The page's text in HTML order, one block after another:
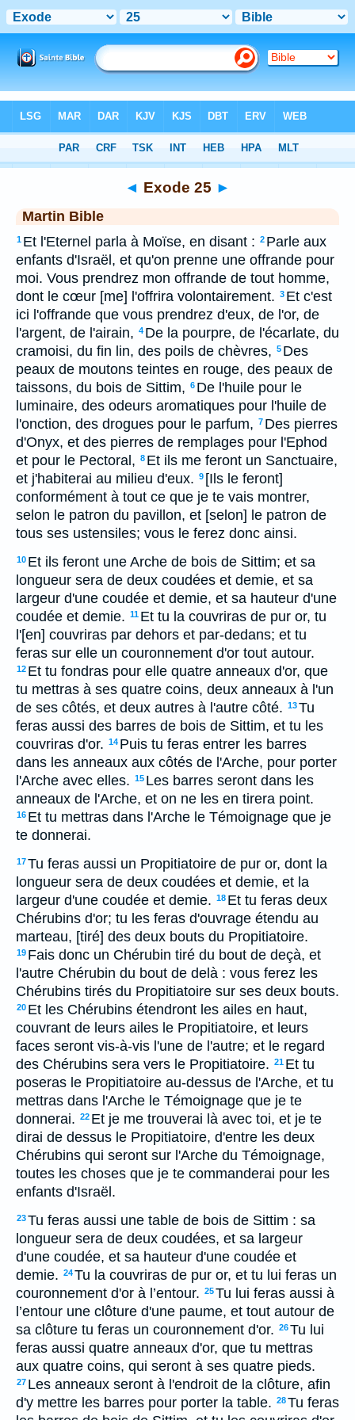
> Exode 25
◄ Exode 25 ►
Martin Bible
1 Et l'Eternel parla à Moïse, en disant : 2 Parle aux
enfants d'Israël, et qu'on prenne une offrande pour
moi. Vous prendrez mon offrande de tout homme,
dont le cœur [me] l'offrira volontairement. 3 Et c'est
ici l'offrande que vous prendrez d'eux, de l'or, de
l'argent, de l'airain, 4 De la pourpre, de l'écarlate, du
cramoisi, du fin lin, des poils de chèvres, 5 Des
peaux de moutons teintes en rouge, des peaux de
taissons, du bois de Sittim, 6 De l'huile pour le
luminaire, des odeurs aromatiques pour l'huile de
l'onction, des drogues pour le parfum, 7 Des pierres
d'Onyx, et des pierres de remplages pour l'Ephod
et pour le Pectoral, 8 Et ils me feront un Sanctuaire,
et j'habiterai au milieu d'eux. 9 [Ils le feront]
conformément à tout ce que je te vais montrer,
selon le patron du pavillon, et [selon] le patron de
tous ses ustensiles; vous le ferez donc ainsi.
10 Et ils feront une Arche de bois de Sittim; et sa
longueur sera de deux coudées et demie, et sa
largeur d'une coudée et demie, et sa hauteur d'une
coudée et demie. 11 Et tu la couvriras de pur or, tu
l'[en] couvriras par dehors et par-dedans; et tu
feras sur elle un couronnement d'or tout autour.
12 Et tu fondras pour elle quatre anneaux d'or, que
tu mettras à ses quatre coins, deux anneaux à l'un
de ses côtés, et deux autres à l'autre côté. 13Tu
feras aussi des barres de bois de Sittim, et tu les
couvriras d'or. 14 Puis tu feras entrer les barres
dans les anneaux aux côtés de l'Arche, pour porter
l'Arche avec elles. 15 Les barres seront dans les
anneaux de l'Arche, et on ne les en tirera point.
16 Et tu mettras dans l'Arche le Témoignage que je
te donnerai.
17Tu feras aussi un Propitiatoire de pur or, dont la
longueur sera de deux coudées et demie, et la
largeur d'une coudée et demie. 18 Et tu feras deux
Chérubins d'or; tu les feras d'ouvrage étendu au
marteau, [tiré] des deux bouts du Propitiatoire.
19 Fais donc un Chérubin tiré du bout de deçà, et
l'autre Chérubin du bout de delà : vous ferez les
Chérubins tirés du Propitiatoire sur ses deux bouts.
20 Et les Chérubins étendront les ailes en haut,
couvrant de leurs ailes le Propitiatoire, et leurs
faces seront vis-à-vis l'une de l'autre; et le regard
des Chérubins sera vers le Propitiatoire. 21 Et tu
poseras le Propitiatoire au-dessus de l'Arche, et tu
mettras dans l'Arche le Témoignage que je te
donnerai. 22 Et je me trouverai là avec toi, et je te
dirai de dessus le Propitiatoire, d'entre les deux
Chérubins qui seront sur l'Arche du Témoignage,
toutes les choses que je te commanderai pour les
enfants d'Israël.
23Tu feras aussi une table de bois de Sittim : sa
longueur sera de deux coudées, et sa largeur
d'une coudée, et sa hauteur d'une coudée et
demie. 24Tu la couvriras de pur or, et tu lui feras un
couronnement d'or à l’entour. 25Tu lui feras aussi à
l’entour une clôture d'une paume, et tout autour de
sa clôture tu feras un couronnement d'or. 26Tu lui
feras aussi quatre anneaux d'or, que tu mettras
aux quatre coins, qui seront à ses quatre pieds.
27 Les anneaux seront à l'endroit de la clôture, afin
d'y mettre les barres pour porter la table. 28Tu feras